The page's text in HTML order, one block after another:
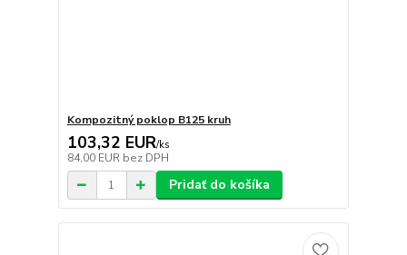
Kompozitný poklop B125 kruh
103,32 EUR/ks
84,00 EUR bez DPH
Pridať do košíka